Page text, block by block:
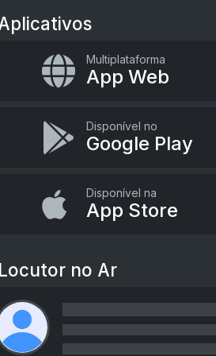
Multiplataforma
App Web
Disponível no
Google Play
Disponível na
App Store
Locutor no Ar